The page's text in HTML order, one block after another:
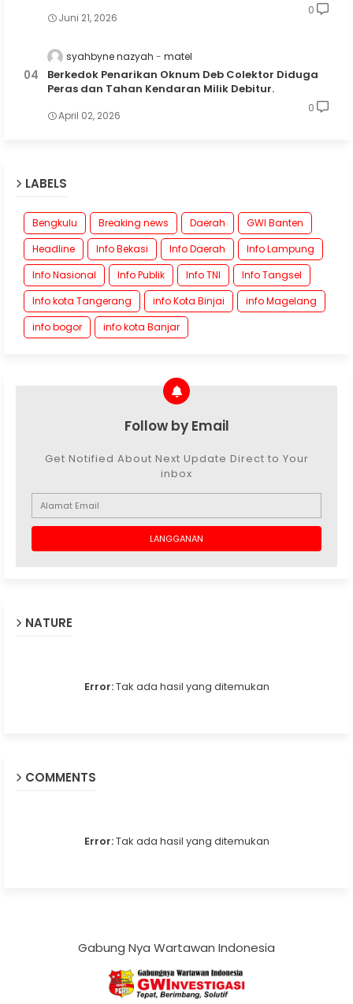
Juni 21, 2026
0
syahbyne nazyah matel
Berkedok Penarikan Oknum Deb Colektor Diduga
Peras dan Tahan Kendaran Milik Debitur.
April 02, 2026
0
LABELS
Bengkulu Breaking news Daerah
GWI Banten
Headline
Info Bekasi Info Daerah
Info Lampung
Info Nasional
Info Publik Info TNI
Info Tangsel
Info kota Tangerang
info Kota Binjai
info Magelang
info bogor
info kota Banjar
Follow by Email
Get Notified About Next Update Direct to Your
inbox
NATURE
Error:Tak ada hasil yang ditemukan
COMMENTS
Error:Tak ada hasil yang ditemukan
Gabung Nya Wartawan Indonesia